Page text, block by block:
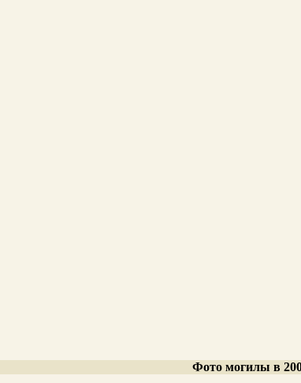
Фото могилы в